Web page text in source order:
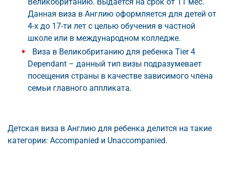
Данная виза в Англию оформляется для детей от
4-х до 17-ти лет с целью обучения в частной
школе или в международном колледже.
Виза в Великобританию для ребенка Tier 4
Dependant – данный тип визы подразумевает
посещения страны в качестве зависимого члена
семьи главного аппликата.
Детская виза в Англию для ребенка делится на такие
категории: Accompanied и Unaccompanied.